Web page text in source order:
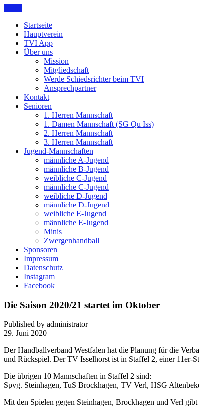
content
TV Isselhorst Handball
Startseite
Hauptverein
TVI App
Über uns
Mission
Mitgliedschaft
Werde Schiedsrichter beim TVI
Ansprechpartner
Kontakt
Senioren
1. Herren Mannschaft
1. Damen Mannschaft (SG Qu Iss)
2. Herren Mannschaft
3. Herren Mannschaft
Jugend-Mannschaften
männliche A-Jugend
männliche B-Jugend
weibliche C-Jugend
männliche C-Jugend
weibliche D-Jugend
männliche D-Jugend
weibliche E-Jugend
männliche E-Jugend
Minis
Zwergenhandball
Sponsoren
Impressum
Datenschutz
Instagram
Facebook
Die Saison 2020/21 startet im Oktober
Published by administrator
29. Juni 2020
Der Handballverband Westfalen hat die Planung für die
und Rückspiel. Der TV Isselhorst ist in Staffel 2, einer 11er-
Die übrigen 10 Mannschaften in Staffel 2 sind:
Spvg. Steinhagen, TuS Brockhagen, TV Verl, HSG
Mit den Spielen gegen Steinhagen, Brockhagen und Verl